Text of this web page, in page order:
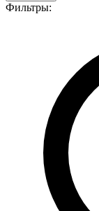
Фильтры: